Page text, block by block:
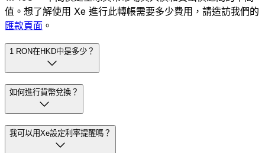
值。想了解使用 Xe 進行此轉帳需要多少費用，請造訪我們的
匯款頁面 。
1 RON在HKD中是多少？
如何進行貨幣兌換？
我可以用Xe設定利率提醒嗎？